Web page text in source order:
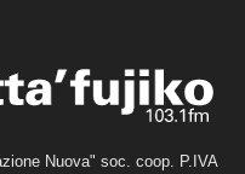
Nuova" soc. coop. P.IVA